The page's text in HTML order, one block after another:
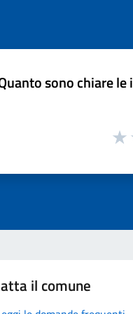
sono chiare
il comune